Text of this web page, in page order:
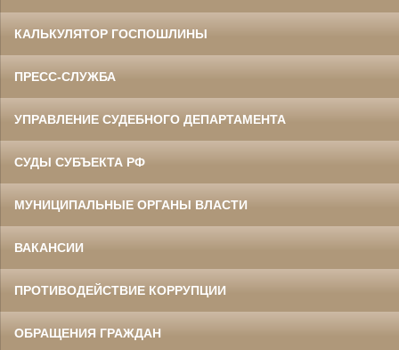
КАЛЬКУЛЯТОР ГОСПОШЛИНЫ
ПРЕСС-СЛУЖБА
УПРАВЛЕНИЕ СУДЕБНОГО ДЕПАРТАМЕНТА
СУДЫ СУБЪЕКТА РФ
МУНИЦИПАЛЬНЫЕ ОРГАНЫ ВЛАСТИ
ВАКАНСИИ
ПРОТИВОДЕЙСТВИЕ КОРРУПЦИИ
ОБРАЩЕНИЯ ГРАЖДАН